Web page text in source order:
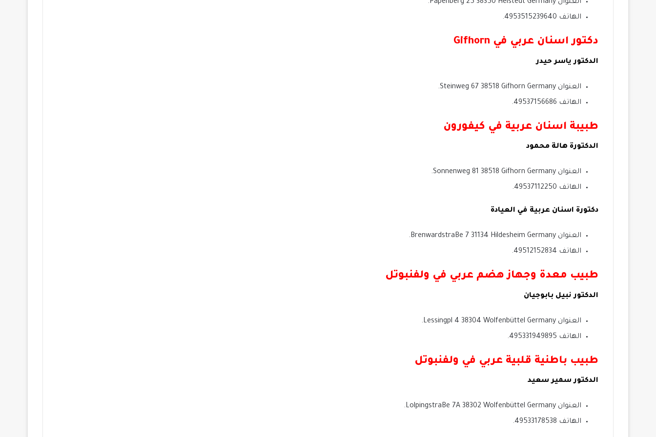
العنوان Papenberg 25 38350 Helstedt Germany.
الهاتف 4953515239640.
دكتور اسنان عربي في Gifhorn
الدكتور ياسر حيدر
العنوان Steinweg 67 38518 Gifhorn Germany.
الهاتف 49537156686.
طبيبة اسنان عربية في كيفورون
الدكتورة هالة محمود
العنوان Sonnenweg 81 38518 Gifhorn Germany.
الهاتف 49537112250.
دكتورة اسنان عربية في العيادة
العنوان BrenwardstraBe 7 31134 Hildesheim Germany.
الهاتف 49512152834.
طبيب معدة وجهاز هضم عربي في ولفنبوتل
الدكتور نبيل بابوجيان
العنوان Lessingpl 4 38304 Wolfenbüttel Germany.
الهاتف 495331949895.
طبيب باطنية قلبية عربي في ولفنبوتل
الدكتور سمير سعيد
العنوان LolpingstraBe 7A 38302 Wolfenbüttel Germany.
الهاتف 49533178538.